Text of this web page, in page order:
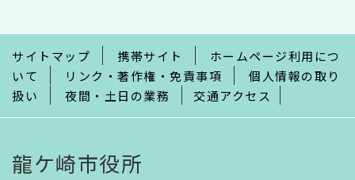
で
サイトマップ 携帯サイト
ホームページ利用につ
いて
リンク・著作権・免責事項
個人情報の取り
扱い
夜間・土日の業務 交通アクセス
龍ケ崎市役所